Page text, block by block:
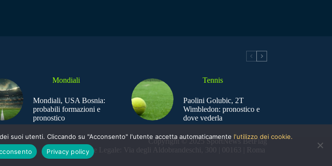
Mondiali
Mondiali, USA Bosnia:
probabili formazioni e
pronostico
Tennis
Paolini Golubic, 2T
Wimbledon: pronostico e
dove vederla
Copyright © 2025 SportNews BetFlag
Sede Legale: Via degli Aldobrandeschi, 300 | 00163 | Roma
suoi utenti. Cliccando su "Acconsento" l'utente accetta automaticamente l'utilizzo dei cookie.
Privacy policy